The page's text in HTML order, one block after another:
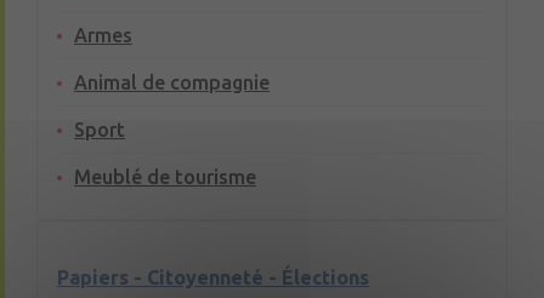
Armes
Animal de compagnie
Sport
Meublé de tourisme
Papiers - Citoyenneté - Élections